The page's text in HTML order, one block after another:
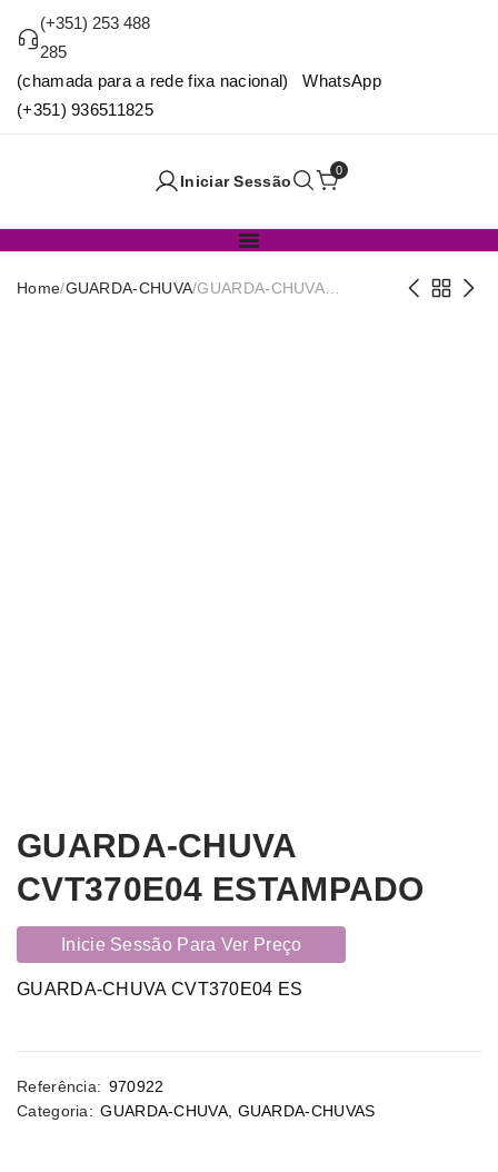
(+351) 253 488
285
(chamada para a rede fixa nacional) WhatsApp
(+351) 936511825
Iniciar Sessão
0
Home/GUARDA-CHUVA/GUARDA-CHUVA
GUARDA-CHUVA
CVT370E04 ESTAMPADO
Inicie Sessão Para Ver Preço
GUARDA-CHUVA CVT370E04 ES
Referência: 970922
Categoria: GUARDA-CHUVA, GUARDA-CHUVAS